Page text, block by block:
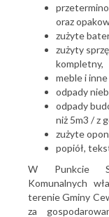
oraz
zużyte
zużyty
kompletny,
meble i
odpady
odpady
niż 5m3 / z
zużyte
popiół,
W Punkcie
Komunalnych
terenie Gminy
za